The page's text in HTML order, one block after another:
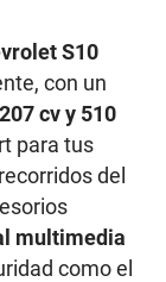
S10
con un
207 cv y 510
para tus
del
multimedia
como el